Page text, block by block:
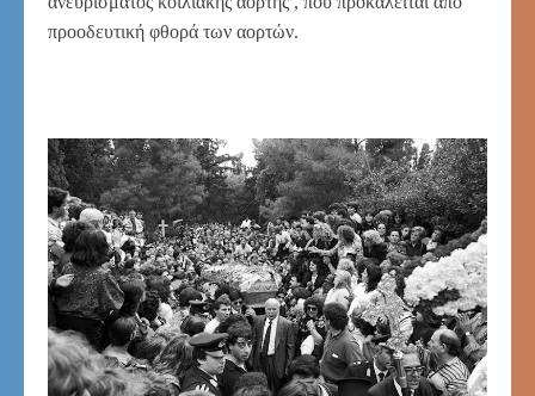
προοδευτική φθορά των αορτών.